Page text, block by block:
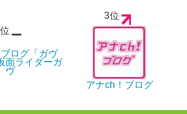
ログ「ガヴ
面ライダーガ
ヴ
3位
アナch！ブログ